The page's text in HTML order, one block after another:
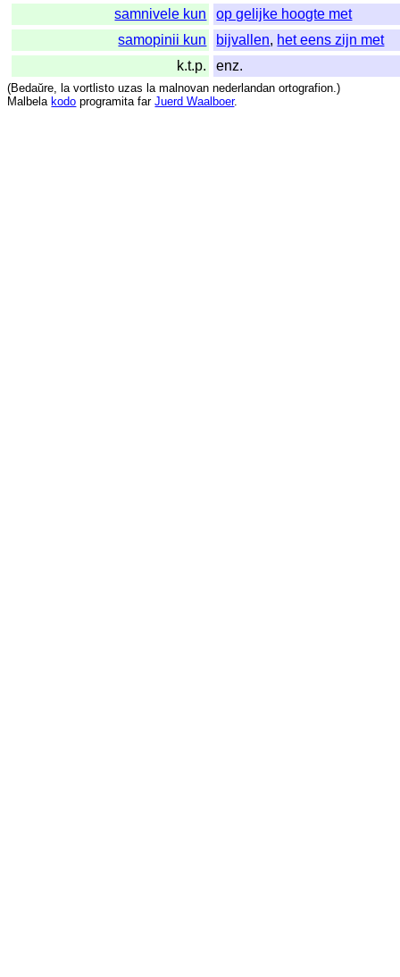
samnivele kun
op gelijke hoogte met
samopinii kun
bijvallen, het eens zijn met
k.t.p.
enz.
(Bedaŭre, la vortlisto uzas la malnovan nederlandan ortografion.)
Malbela kodo programita far Juerd Waalboer.